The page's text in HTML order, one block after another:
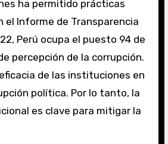
ha permitido prácticas
el Informe de Transparencia
Perú ocupa el puesto 94 de
percepción de la corrupción.
de las instituciones en
política. Por lo tanto, la
es clave para mitigar la